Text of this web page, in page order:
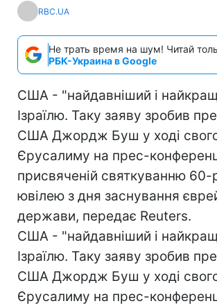
RBC.UA
Не трать время на шум! Читай
РБК-Украина в Google
США - "найдавніший і
Ізраїлю. Таку заяву зробив
США Джордж Буш у ході свого
Єрусалиму на прес-
присвяченій святкуванню 60-
ювілею з дня заснування
держави, передає Reuters.
США - "найдавніший і
Ізраїлю. Таку заяву зробив
США Джордж Буш у ході свого
Єрусалиму на прес-